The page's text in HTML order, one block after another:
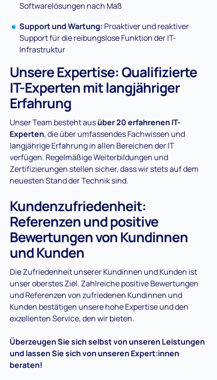
Softwarelösungen nach Maß
Support und Wartung: Proaktiver und reaktiver
Support für die reibungslose Funktion der IT-
Infrastruktur
Unsere Expertise: Qualifizierte
IT-Experten mit langjähriger
Erfahrung
Unser Team besteht ausüber 20 erfahrenen IT-
Experten, die über umfassendes Fachwissen und
langjährige Erfahrung in allen Bereichen der IT
verfügen. Regelmäßige Weiterbildungen und
Zertifizierungen stellen sicher, dass wir stets auf dem
neuesten Stand der Technik sind.
Kundenzufriedenheit:
Referenzen und positive
Bewertungen von Kundinnen
und Kunden
Die Zufriedenheit unserer Kundinnen und Kunden ist
unser oberstes Ziel. Zahlreiche positive Bewertungen
und Referenzen von zufriedenen Kundinnen und
Kunden bestätigen unsere hohe Expertise und den
exzellenten Service, den wir bieten.
Überzeugen Sie sich selbst von unseren Leistungen
und lassen Sie sich von unseren Expert:innen
beraten!